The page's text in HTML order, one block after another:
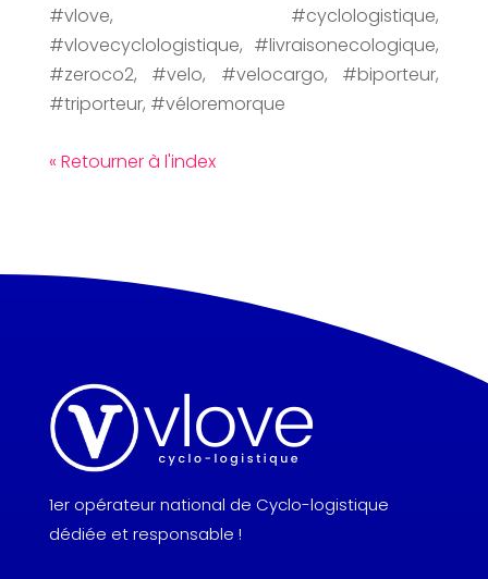
#vlove, #cyclologistique,
#vlovecyclologistique, #livraisonecologique,
#zeroco2, #velo, #velocargo, #biporteur,
#triporteur, #véloremorque
« Retourner à l'index
1er opérateur national de Cyclo-logistique
dédiée et responsable !